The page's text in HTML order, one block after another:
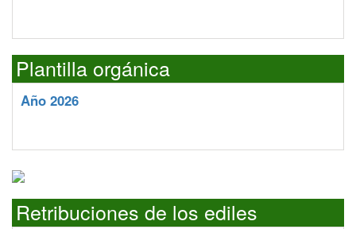
Plantilla orgánica
Año 2026
Retribuciones de los ediles